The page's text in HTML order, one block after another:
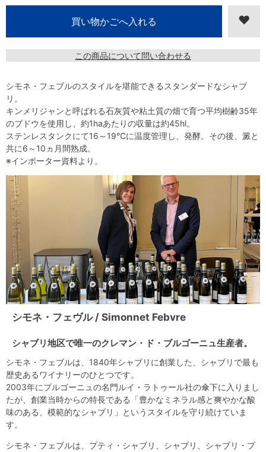
この商品について問い合わせる
シモネ・フェブルのスタイルを堪能できるスタンダードなシャブ
リ。
キンメリジャンと呼ばれる石灰質や粘土質の畑で育つ平均樹齢35年
のブドウを使用し、約1haあたりの収量は約45hl。
ステンレスタンクにて16～19℃に温度管理し、発酵。その後、澱と
共に6～10ヵ月間熟成。
※インポーター資料より。
シモネ・フェヴル / Simonnet Febvre
シャブリ地区で唯一のクレマン・ド・ブルゴーニュ生産者。
シモネ・フェブルは、1840年シャブリに創業した、シャブリで最も
歴史あるワイナリーのひとつです。
2003年にブルゴーニュの名門ルイ・ラトゥール社の傘下に入りまし
たが、創業当時からの特長である「豊かなミネラル感と爽やかな酸
味のある、模範的なシャブリ」というスタイルを守り続けていま
す。
シモネ・フェブルは、プティ・シャブリ、シャブリ、シャブリ・プ